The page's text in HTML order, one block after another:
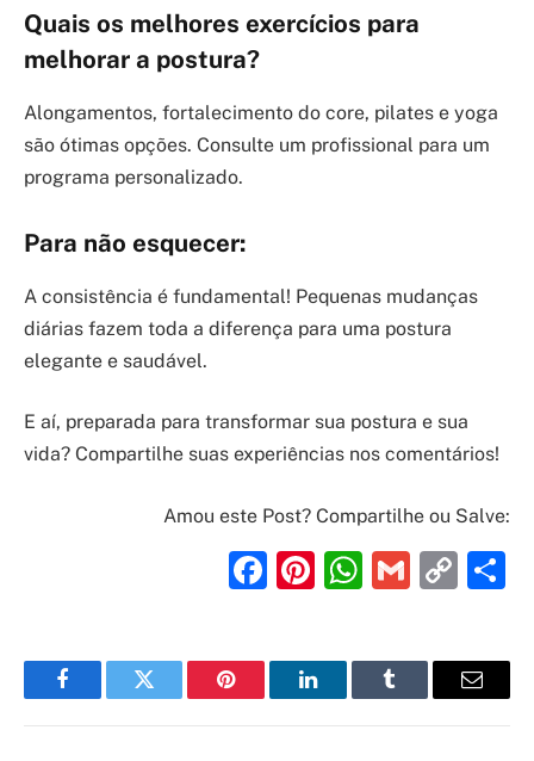
Quais os melhores exercícios para
melhorar a postura?
Alongamentos, fortalecimento do core, pilates e yoga
são ótimas opções. Consulte um profissional para um
programa personalizado.
Para não esquecer:
A consistência é fundamental! Pequenas mudanças
diárias fazem toda a diferença para uma postura
elegante e saudável.
E aí, preparada para transformar sua postura e sua
vida? Compartilhe suas experiências nos comentários!
Amou este Post? Compartilhe ou Salve:
Facebook
Pinterest
Gmail
FacebookTwitter Pinterest LinkedInTumblr Email